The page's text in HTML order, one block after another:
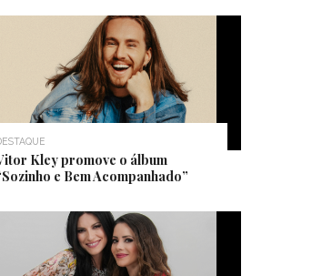
Kley promove o álbum
e Bem Acompanhado”